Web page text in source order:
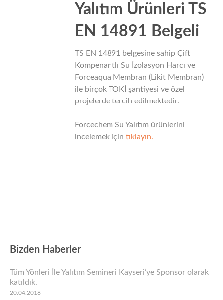
Yalıtım Ürünleri TS
EN 14891 Belgeli
TS EN 14891 belgesine sahip Çift
Kompenantlı Su İzolasyon Harcı ve
Forceaqua Membran (Likit Membran)
ile birçok TOKİ şantiyesi ve özel
projelerde tercih edilmektedir.
Forcechem Su Yalıtım ürünlerini
incelemek için tıklayın.
Bizden Haberler
Tüm Yönleri İle Yalıtım Semineri Kayseri’ye Sponsor olarak
katıldık.
20.04.2018